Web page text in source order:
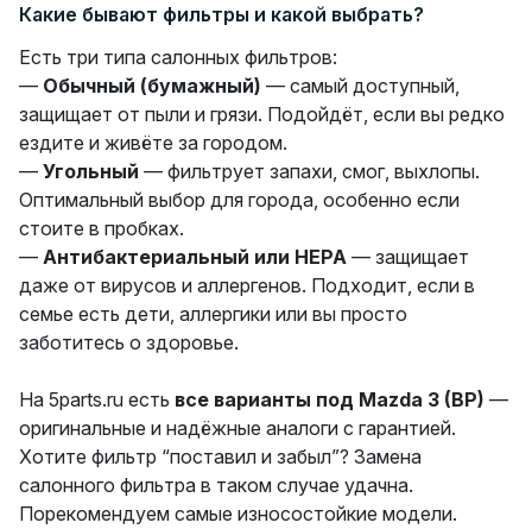
Какие бывают фильтры и какой выбрать?
Есть три типа салонных фильтров:
— Обычный (бумажный) — самый доступный,
защищает от пыли и грязи. Подойдёт, если вы редко
ездите и живёте за городом.
— Угольный — фильтрует запахи, смог, выхлопы.
Оптимальный выбор для города, особенно если
стоите в пробках.
— Антибактериальный или HEPA — защищает
даже от вирусов и аллергенов. Подходит, если в
семье есть дети, аллергики или вы просто
заботитесь о здоровье.
На 5parts.ru есть все варианты под Mazda 3 (BP) —
оригинальные и надёжные аналоги с гарантией.
Хотите фильтр “поставил и забыл”? Замена
салонного фильтра в таком случае удачна.
Порекомендуем самые износостойкие модели.